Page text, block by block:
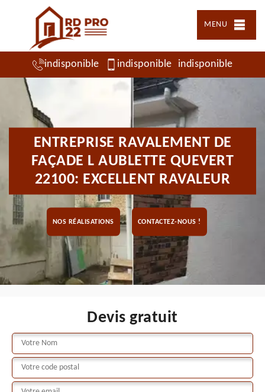
MENU
indisponible indisponible indisponible
ENTREPRISE RAVALEMENT DE
FAÇADE L AUBLETTE QUEVERT
22100: EXCELLENT RAVALEUR
NOS RÉALISATIONS CONTACTEZ-NOUS !
Devis gratuit